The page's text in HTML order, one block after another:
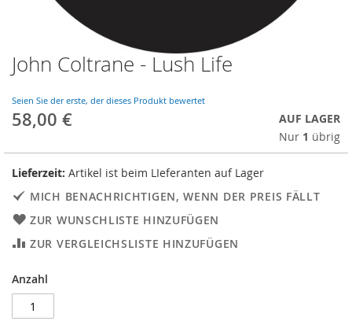
Skip
to
beginning
of
images
gallery
John Coltrane - Lush Life
Seien Sie der erste, der dieses Produkt bewertet
58,00 €
AUF LAGER
Nur 1 übrig
Lieferzeit: Artikel ist beim LIeferanten auf Lager
MICH BENACHRICHTIGEN, WENN DER PREIS FÄLLT
ZUR WUNSCHLISTE HINZUFÜGEN
ZUR VERGLEICHSLISTE HINZUFÜGEN
Anzahl